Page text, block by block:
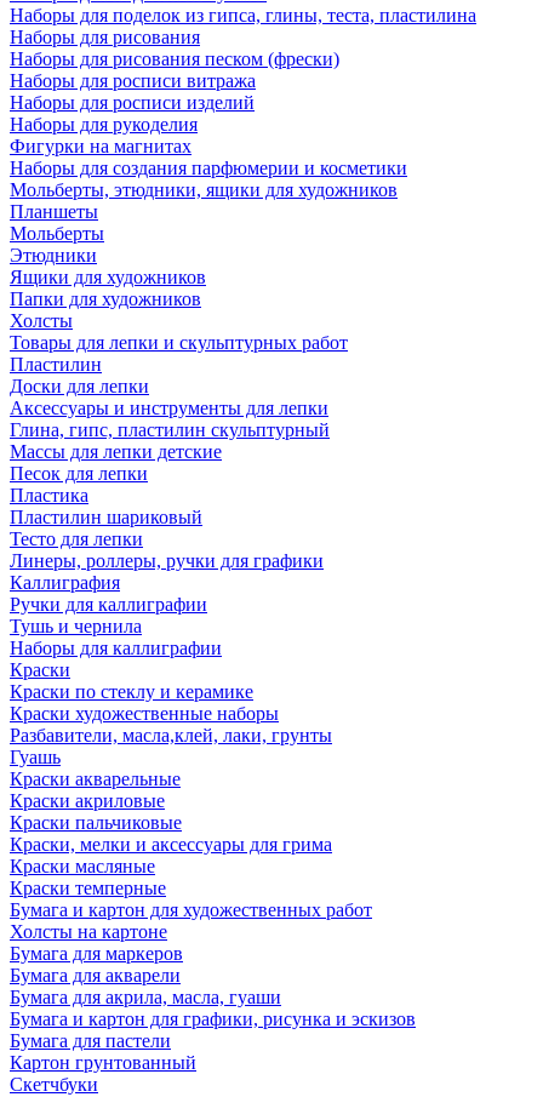
Наборы для поделок из гипса, глины, теста, пластилина
Наборы для рисования
Наборы для рисования песком (фрески)
Наборы для росписи витража
Наборы для росписи изделий
Наборы для рукоделия
Фигурки на магнитах
Наборы для создания парфюмерии и косметики
Мольберты, этюдники, ящики для художников
Планшеты
Мольберты
Этюдники
Ящики для художников
Папки для художников
Холсты
Товары для лепки и скульптурных работ
Пластилин
Доски для лепки
Аксессуары и инструменты для лепки
Глина, гипс, пластилин скульптурный
Массы для лепки детские
Песок для лепки
Пластика
Пластилин шариковый
Тесто для лепки
Линеры, роллеры, ручки для графики
Каллиграфия
Ручки для каллиграфии
Тушь и чернила
Наборы для каллиграфии
Краски
Краски по стеклу и керамике
Краски художественные наборы
Разбавители, масла,клей, лаки, грунты
Гуашь
Краски акварельные
Краски акриловые
Краски пальчиковые
Краски, мелки и аксессуары для грима
Краски масляные
Краски темперные
Бумага и картон для художественных работ
Холсты на картоне
Бумага для маркеров
Бумага для акварели
Бумага для акрила, масла, гуаши
Бумага и картон для графики, рисунка и эскизов
Бумага для пастели
Картон грунтованный
Скетчбуки